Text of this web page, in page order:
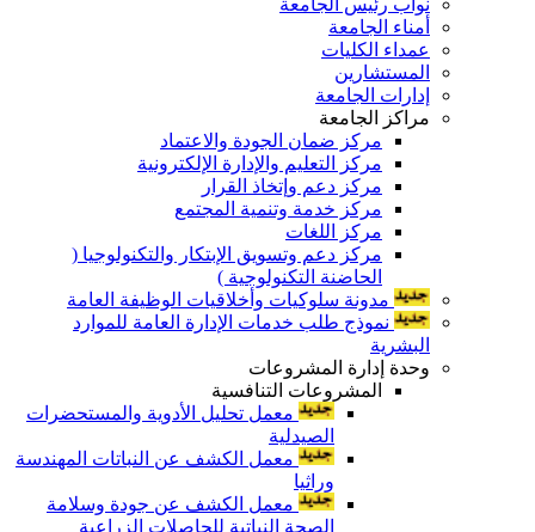
أمناء الجامعة
عمداء الكليات
المستشارين
إدارات الجامعة
مراكز الجامعة
مركز ضمان الجودة والاعتماد
مركز التعليم والإدارة الإلكترونية
مركز دعم وإتخاذ القرار
مركز خدمة وتنمية المجتمع
مركز اللغات
مركز دعم وتسويق الإبتكار والتكنولوجيا (
الحاضنة التكنولوجية )
مدونة سلوكيات وأخلاقيات الوظيفة العامة
نموذج طلب خدمات الإدارة العامة للموارد
البشرية
وحدة إدارة المشروعات
المشروعات التنافسية
معمل تحليل الأدوية والمستحضرات
الصيدلية
معمل الكشف عن النباتات المهندسة
وراثيا
معمل الكشف عن جودة وسلامة
الصحة النباتية للحاصلات الزراعية